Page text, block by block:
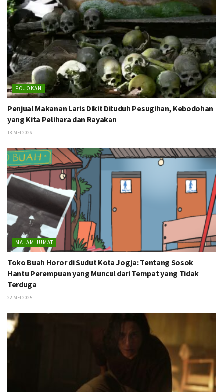
POJOKAN
Penjual Makanan Laris Dikit Dituduh Pesugihan, Kebodohan
yang Kita Pelihara dan Rayakan
18 MEI 2026
MALAM JUMAT
Toko Buah Horor di Sudut Kota Jogja: Tentang Sosok
Hantu Perempuan yang Muncul dari Tempat yang Tidak
Terduga
22 MEI 2025